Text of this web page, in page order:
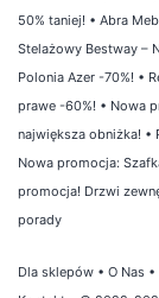
50% taniej! • Abra
Stelażowy Bestway –
Polonia Azer -70%! •
prawe -60%! • Nowa
największa obniżka! •
Nowa promocja:
promocja! Drzwi
porady
Dla sklepów • O Nas •